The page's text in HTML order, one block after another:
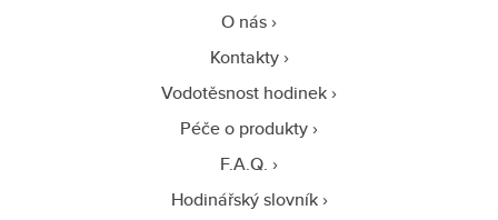
O nás
Kontakty
Vodotěsnost hodinek
Péče o produkty
F.A.Q.
Hodinářský slovník